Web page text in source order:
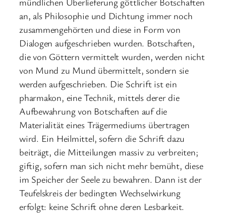
an, als Philosophie und Dichtung immer noch
zusammengehörten und diese in Form von
Dialogen aufgeschrieben wurden. Botschaften,
die von Göttern vermittelt wurden, werden nicht
von Mund zu Mund übermittelt, sondern sie
werden aufgeschrieben. Die Schrift ist ein
pharmakon, eine Technik, mittels derer die
Aufbewahrung von Botschaften auf die
Materialität eines Trägermediums übertragen
wird. Ein Heilmittel, sofern die Schrift dazu
beiträgt, die Mitteilungen massiv zu verbreiten;
giftig, sofern man sich nicht mehr bemüht, diese
im Speicher der Seele zu bewahren. Dann ist der
Teufelskreis der bedingten Wechselwirkung
erfolgt: keine Schrift ohne deren Lesbarkeit.